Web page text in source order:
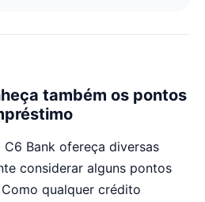
também os pontos
Bank ofereça diversas
considerar alguns pontos
qualquer crédito